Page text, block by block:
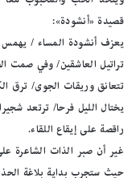
قصيدة «أنشودة»:
يعزف أنشودة المساء / يهمس
تراتيل العاشقين/ وفي صمت
تتعانق وريقات الجوى/ ترق
يختال الليل فرحا/ ترتعد
راقصة على إيقاع اللقاء.
غير أن صبر الذات الشاعرة
حيث ستجرب بداية بلاغة